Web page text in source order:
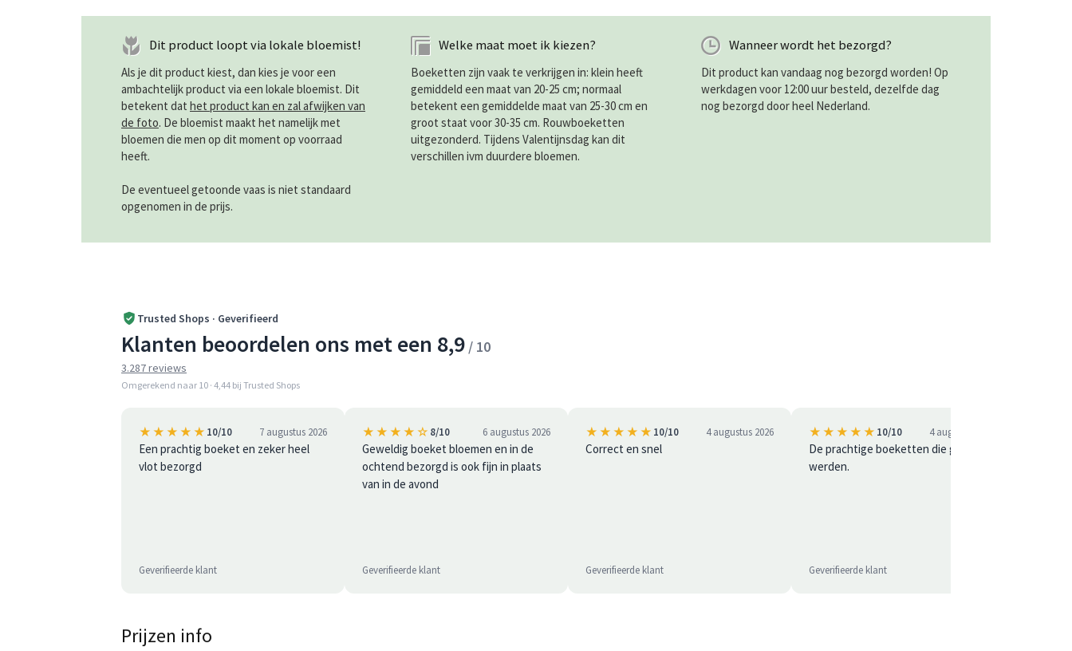
Dit product loopt via lokale bloemist!
Als je dit product kiest, dan kies je voor een
ambachtelijk product via een lokale bloemist. Dit
betekent dat het product kan en zal afwijken van
de foto. De bloemist maakt het namelijk met
bloemen die men op dit moment op voorraad
heeft.
De eventueel getoonde vaas is niet standaard
opgenomen in de prijs.
Welke maat moet ik kiezen?
Boeketten zijn vaak te verkrijgen in: klein heeft
gemiddeld een maat van 20-25 cm; normaal
betekent een gemiddelde maat van 25-30 cm en
groot staat voor 30-35 cm. Rouwboeketten
uitgezonderd. Tijdens Valentijnsdag kan dit
verschillen ivm duurdere bloemen.
Wanneer wordt het bezorgd?
Dit product kan vandaag nog bezorgd worden! Op
werkdagen voor 12:00 uur besteld, dezelfde dag
nog bezorgd door heel Nederland.
Trusted Shops · Geverifieerd
Klanten beoordelen ons met een 8,9 / 10
3.287 reviews
Omgerekend naar 10 · 4,44 bij Trusted Shops
★★★★★ 10/10 7 augustus 2026
Een prachtig boeket en zeker heel
vlot bezorgd
Geverifieerde klant
★★★★☆ 8/10 6 augustus 2026
Geweldig boeket bloemen en in de
ochtend bezorgd is ook fijn in plaats
van in de avond
Geverifieerde klant
★★★★★ 10/10 4 augustus 2026
Correct en snel
Geverifieerde klant
★★★★★ 10/10 4 augustus 2026
De prachtige boeketten die geleverd
werden.
Geverifieerde klant
Prijzen info